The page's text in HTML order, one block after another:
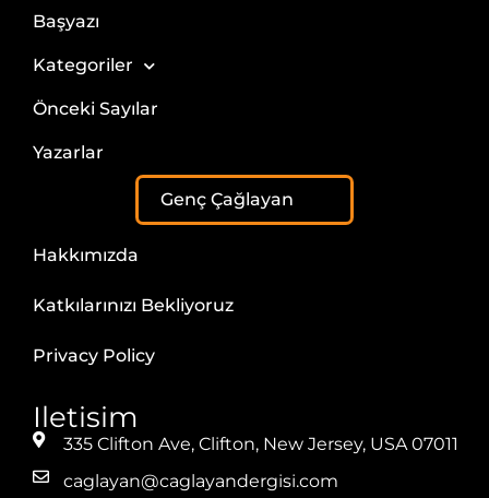
Başyazı
Kategoriler
Önceki Sayılar
Yazarlar
Genç Çağlayan
Hakkımızda
Katkılarınızı Bekliyoruz
Privacy Policy
Iletisim
335 Clifton Ave, Clifton, New Jersey, USA 07011
caglayan@caglayandergisi.com